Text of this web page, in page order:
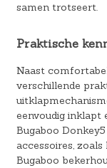
samen trotseert.
Praktische
Naast
verschillende
eenvoudig inklapt
Bugaboo
accessoires,
Bugaboo